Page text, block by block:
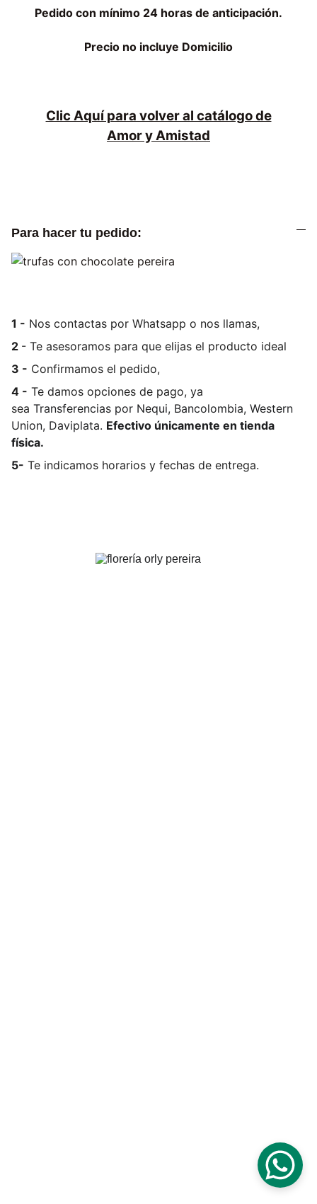
Pedido con mínimo 24 horas de anticipación.
Precio no incluye Domicilio
Clic Aquí para volver al catálogo de
Amor y Amistad
Para hacer tu pedido:
1 - Nos contactas por Whatsapp o nos llamas,
2 - Te asesoramos para que elijas el producto ideal
3 - Confirmamos el pedido,
4 - Te damos opciones de pago, ya
sea Transferencias por Nequi, Bancolombia, Western
Union, Daviplata. Efectivo únicamente en tienda
física.
5- Te indicamos horarios y fechas de entrega.